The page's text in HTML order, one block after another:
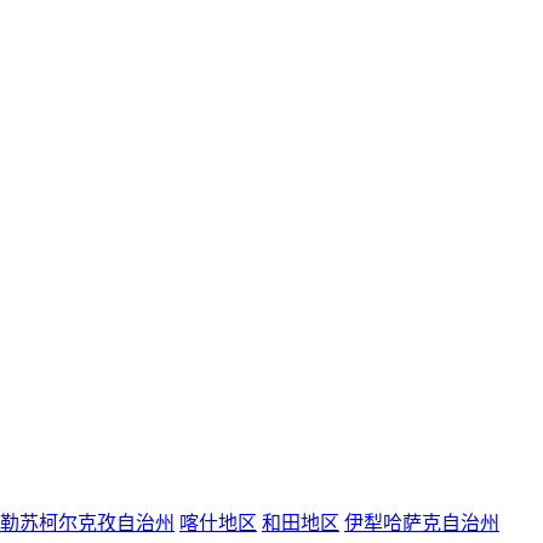
苏柯尔克孜自治州 喀什地区 和田地区 伊犁哈萨克自治州